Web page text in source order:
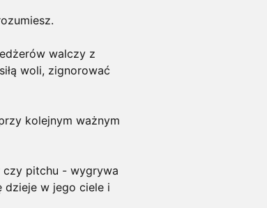
walczy z
woli, zignorować
kolejnym ważnym
czy pitchu - wygrywa
dzieje w jego ciele i